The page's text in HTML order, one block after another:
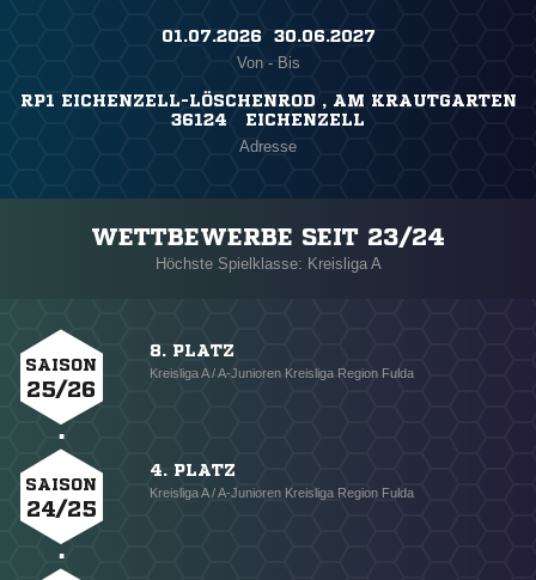
01.07.2026 ​ 30.06.2027
Von - Bis
RP1 EICHENZELL-LÖSCHENROD , AM KRAUTGARTEN
36124 EICHENZELL
Adresse
WETTBEWERBE SEIT 23/24
Höchste Spielklasse: Kreisliga A
SAISON
25/26
8. PLATZ
Kreisliga A / A-Junioren Kreisliga Region Fulda
SAISON
24/25
4. PLATZ
Kreisliga A / A-Junioren Kreisliga Region Fulda